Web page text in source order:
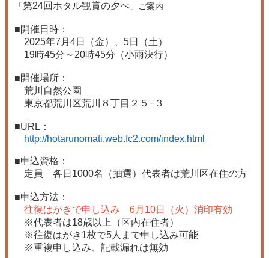
「第24回ホタル観賞の夕べ」ご案内
■開催日時：
2025年7月4日（金）、5日（土）
19時45分～20時45分（小雨決行）
■開催場所：
荒川自然公園
東京都荒川区荒川８丁目２５−３
■URL：
http://hotarunomati.web.fc2.com/index.html
■申込資格：
定員 各日1000名（抽選）代表者は荒川区在住の方
■申込方法：
往復はがきで申し込み 6月10日（火）消印有効
※代表者は18歳以上（区内在住者）
※往復はがき1枚で5人まで申し込み可能
※重複申し込み、記載漏れは無効